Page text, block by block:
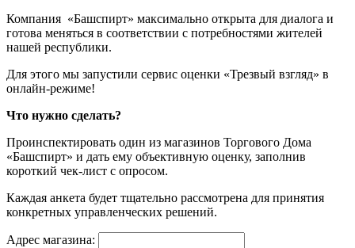
Компания «Башспирт» максимально открыта для диалога и
готова меняться в соответствии с потребностями жителей
нашей республики.
Для этого мы запустили сервис оценки «Трезвый взгляд» в
онлайн-режиме!
Что нужно сделать?
Проинспектировать один из магазинов Торгового Дома
«Башспирт» и дать ему объективную оценку, заполнив
короткий чек-лист с опросом.
Каждая анкета будет тщательно рассмотрена для принятия
конкретных управленческих решений.
Адрес магазина: